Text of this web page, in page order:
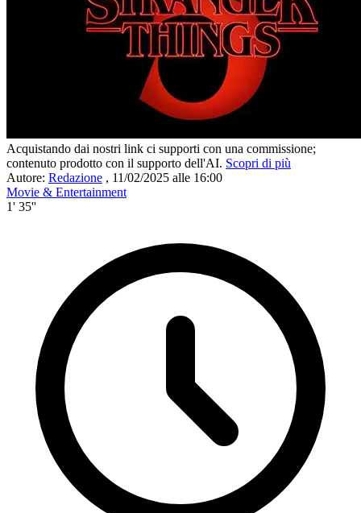
Acquistando dai nostri link ci supporti con una commissione;
contenuto prodotto con il supporto dell'AI. Scopri di più
Autore: Redazione , 11/02/2025 alle 16:00
Movie & Entertainment
1' 35''